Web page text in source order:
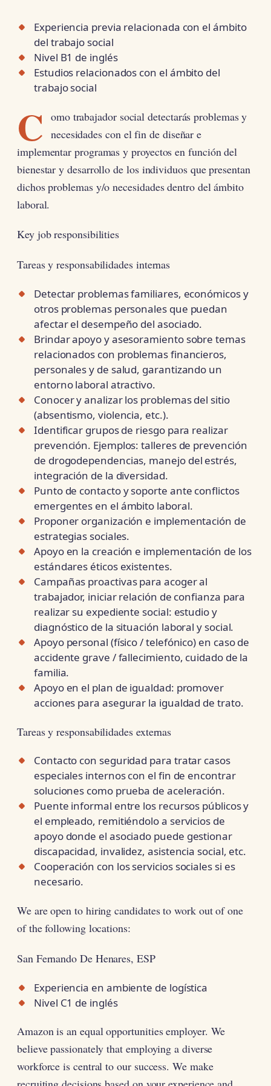
Experiencia previa relacionada con el ámbito
del trabajo social
Nivel B1 de inglés
Estudios relacionados con el ámbito del
trabajo social
C omo trabajador social detectarás problemas y
necesidades con el fin de diseñar e
implementar programas y proyectos en función del
bienestar y desarrollo de los individuos que presentan
dichos problemas y/o necesidades dentro del ámbito
laboral.
Key job responsibilities
Tareas y responsabilidades internas
Detectar problemas familiares, económicos y
otros problemas personales que puedan
afectar el desempeño del asociado.
Brindar apoyo y asesoramiento sobre temas
relacionados con problemas financieros,
personales y de salud, garantizando un
entorno laboral atractivo.
Conocer y analizar los problemas del sitio
(absentismo, violencia, etc.).
Identificar grupos de riesgo para realizar
prevención. Ejemplos: talleres de prevención
de drogodependencias, manejo del estrés,
integración de la diversidad.
Punto de contacto y soporte ante conflictos
emergentes en el ámbito laboral.
Proponer organización e implementación de
estrategias sociales.
Apoyo en la creación e implementación de los
estándares éticos existentes.
Campañas proactivas para acoger al
trabajador, iniciar relación de confianza para
realizar su expediente social: estudio y
diagnóstico de la situación laboral y social.
Apoyo personal (físico / telefónico) en caso de
accidente grave / fallecimiento, cuidado de la
familia.
Apoyo en el plan de igualdad: promover
acciones para asegurar la igualdad de trato.
Tareas y responsabilidades externas
Contacto con seguridad para tratar casos
especiales internos con el fin de encontrar
soluciones como prueba de aceleración.
Puente informal entre los recursos públicos y
el empleado, remitiéndolo a servicios de
apoyo donde el asociado puede gestionar
discapacidad, invalidez, asistencia social, etc.
Cooperación con los servicios sociales si es
necesario.
We are open to hiring candidates to work out of one
of the following locations:
San Fernando De Henares, ESP
Experiencia en ambiente de logística
Nivel C1 de inglés
Amazon is an equal opportunities employer. We
believe passionately that employing a diverse
workforce is central to our success. We make